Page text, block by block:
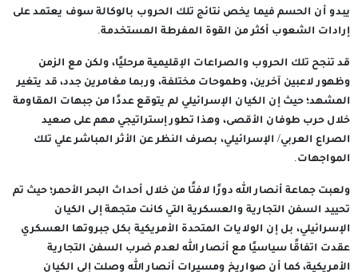
يبدو أن الحسم فيما يخص نتائج تلك الحروب بالوكالة سوف يعتمد على
إرادات الشعوب أكثر من القوة المفرطة المستخدمة.
قد تنجح تلك الحروب والصراعات الإقليمية مرحليًا، ولكن مع الزمن
وظهور لاعبين آخرين، وطموحات مختلفة، وربما مغامرين جدد، قد يتغير
المشهد؛ حيث إن الكيان الإسرائيلي لم يتوقع عددًا من جبهات المقاومة
خلال حرب طوفان الأقصى، وهذا تطور إستراتيجي مهم على صعيد
الصراع العربي/ الإسرائيلي، بصرف النظر عن الأثر المباشر علي تلك
المواجهات.
ولعبت جماعة أنصار الله دورًا لافتًا من خلال أحداث البحر الأحمر؛ حيث تم
تحييد السفن التجارية والعسكرية التي كانت متجهة إلى الكيان
الإسرائيلي، بل إن الولايات المتحدة الأمريكية بكل جبروتها العسكري
عقدت اتفاقًا سياسيًا مع أنصار الله لعدم ضرب السفن التجارية
الأمريكية، كما أن صواريخ ومسيرات أنصار الله وصلت إلى الكيان